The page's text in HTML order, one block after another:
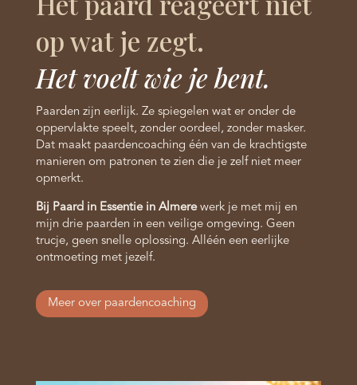
op wat je zegt.
Het voelt wie je bent.
Paarden zijn eerlijk. Ze spiegelen wat er onder de
oppervlakte speelt, zonder oordeel, zonder masker.
Dat maakt paardencoaching één van de krachtigste
manieren om patronen te zien die je zelf niet meer
opmerkt.
Bij Paard in Essentie in Almerewerk je met mij en
mijn drie paarden in een veilige omgeving. Geen
trucje, geen snelle oplossing. Alléén een eerlijke
ontmoeting met jezelf.
Meer over paardencoaching